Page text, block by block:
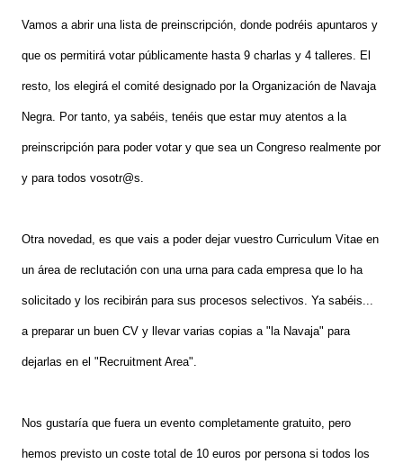
Vamos a abrir una lista de preinscripción, donde podréis apuntaros y
que os permitirá votar públicamente hasta 9 charlas y 4 talleres. El
resto, los elegirá el comité designado por la Organización de Navaja
Negra. Por tanto, ya sabéis, tenéis que estar muy atentos a la
preinscripción para poder votar y que sea un Congreso realmente por
y para todos vosotr@s.
Otra novedad, es que vais a poder dejar vuestro Curriculum Vitae en
un área de reclutación con una urna para cada empresa que lo ha
solicitado y los recibirán para sus procesos selectivos. Ya sabéis...
a preparar un buen CV y llevar varias copias a "la Navaja" para
dejarlas en el "Recruitment Area".
Nos gustaría que fuera un evento completamente gratuito, pero
hemos previsto un coste total de 10 euros por persona si todos los